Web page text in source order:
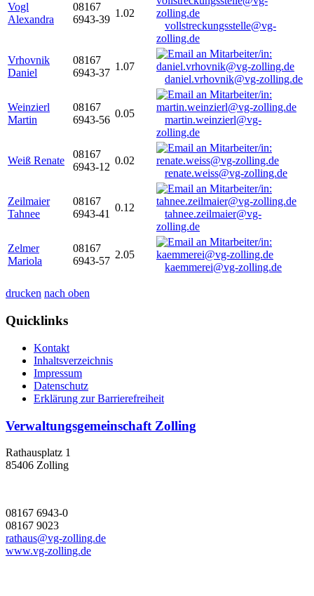
Vogl
Alexandra
08167
6943-39
1.02
vollstreckungsstelle@vg-
zolling.de
Vrhovnik
Daniel
08167
6943-37
1.07
daniel.vrhovnik@vg-zolling.de
Weinzierl
Martin
08167
6943-56
0.05
martin.weinzierl@vg-
zolling.de
Weiß Renate
08167
6943-12
0.02
renate.weiss@vg-zolling.de
Zeilmaier
Tahnee
08167
6943-41
0.12
tahnee.zeilmaier@vg-
zolling.de
Zelmer
Mariola
08167
6943-57
2.05
kaemmerei@vg-zolling.de
drucken nach oben
Quicklinks
Kontakt
Inhaltsverzeichnis
Impressum
Datenschutz
Erklärung zur Barrierefreiheit
Verwaltungsgemeinschaft Zolling
Rathausplatz 1
85406 Zolling
08167 6943-0
08167 9023
rathaus@vg-zolling.de
www.vg-zolling.de